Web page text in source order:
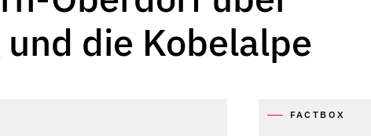
und die Kobelalpe
FACTBOX